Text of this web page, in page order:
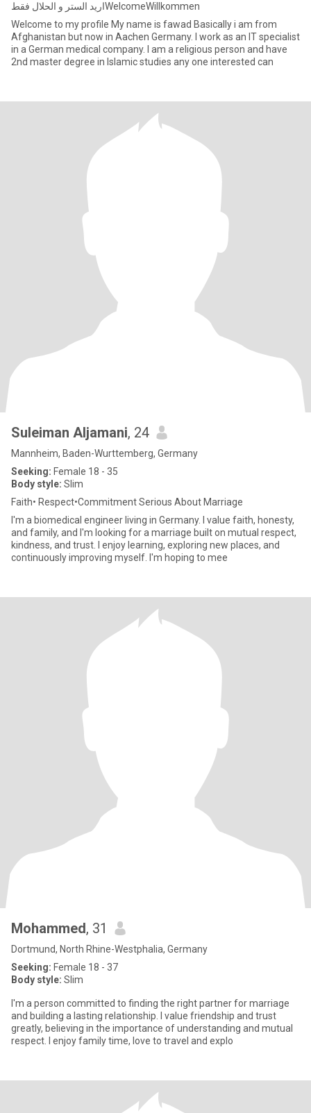
اريد الستر و الحلال فقطWelcomeWillkommen
Welcome to my profile My name is fawad Basically i am from
Afghanistan but now in Aachen Germany. I work as an IT specialist
in a German medical company. I am a religious person and have
2nd master degree in Islamic studies any one interested can
Suleiman Aljamani, 24
Mannheim, Baden-Wurttemberg, Germany
Seeking: Female 18 - 35
Body style: Slim
Faith• Respect•Commitment Serious About Marriage
I'm a biomedical engineer living in Germany. I value faith, honesty,
and family, and I'm looking for a marriage built on mutual respect,
kindness, and trust. I enjoy learning, exploring new places, and
continuously improving myself. I'm hoping to mee
Mohammed, 31
Dortmund, North Rhine-Westphalia, Germany
Seeking: Female 18 - 37
Body style: Slim
I'm a person committed to finding the right partner for marriage
and building a lasting relationship. I value friendship and trust
greatly, believing in the importance of understanding and mutual
respect. I enjoy family time, love to travel and explo